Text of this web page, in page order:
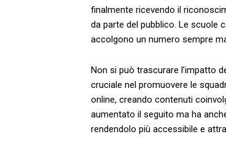
finalmente ricevendo il
da parte ‍del pubblico. Le⁤ scuole
accolgono un numero sempre
Non ​si può trascurare l’impatto
cruciale nel promuovere le
online, creando contenuti
aumentato il seguito ma ha
rendendolo più ​accessibile e